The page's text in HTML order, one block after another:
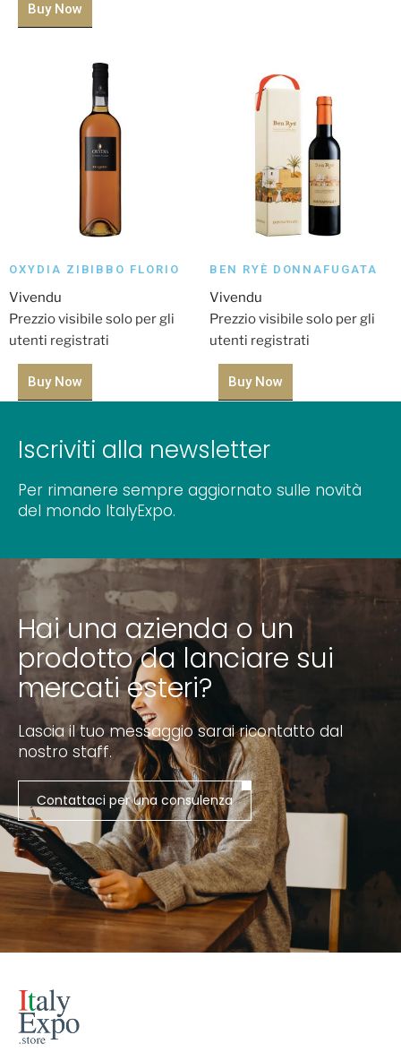
Buy Now
OXYDIA ZIBIBBO FLORIO
Vivendu
Prezzio visibile solo per gli
utenti registrati
Buy Now
BEN RYÈ DONNAFUGATA
Vivendu
Prezzio visibile solo per gli
utenti registrati
Buy Now
Iscriviti alla newsletter
Per rimanere sempre aggiornato sulle novità
del mondo ItalyExpo.
Hai una azienda o un
prodotto da lanciare sui
mercati esteri?
Lascia il tuo messaggio sarai ricontatto dal
nostro staff.
Contattaci per una consulenza